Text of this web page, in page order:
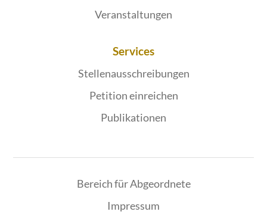
Veranstaltungen
Services
Stellenausschreibungen
Petition einreichen
Publikationen
Bereich für Abgeordnete
Impressum